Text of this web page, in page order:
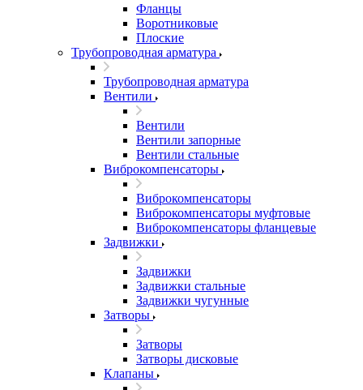
Фланцы
Воротниковые
Плоские
Трубопроводная арматура
Трубопроводная арматура
Вентили
Вентили
Вентили запорные
Вентили стальные
Виброкомпенсаторы
Виброкомпенсаторы
Виброкомпенсаторы муфтовые
Виброкомпенсаторы фланцевые
Задвижки
Задвижки
Задвижки стальные
Задвижки чугунные
Затворы
Затворы
Затворы дисковые
Клапаны